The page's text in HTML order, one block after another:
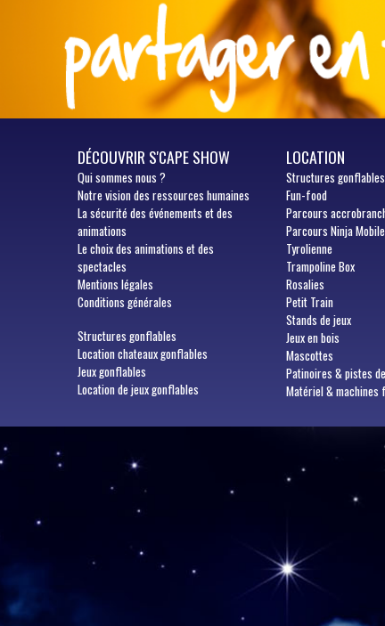
DÉCOUVRIR S'CAPE SHOW
Quisommes nous ?
Notre vision des ressources humaines
La sécurité des événements et des
animations
Le choix des animations et des
spectacles
Mentions légales
Conditions générales
Structures gonflables
Location chateaux gonflables
Jeux gonflables
Location de jeux gonflables
LOCATION
Structures gonflables
Fun-food
Parcours
Parcours Ninja Mobile
Tyrolienne
Trampoline Box
Rosalies
Petit Train
Stands de jeux
Jeux en bois
Mascottes
Patinoires & pistes
Matériel & machines